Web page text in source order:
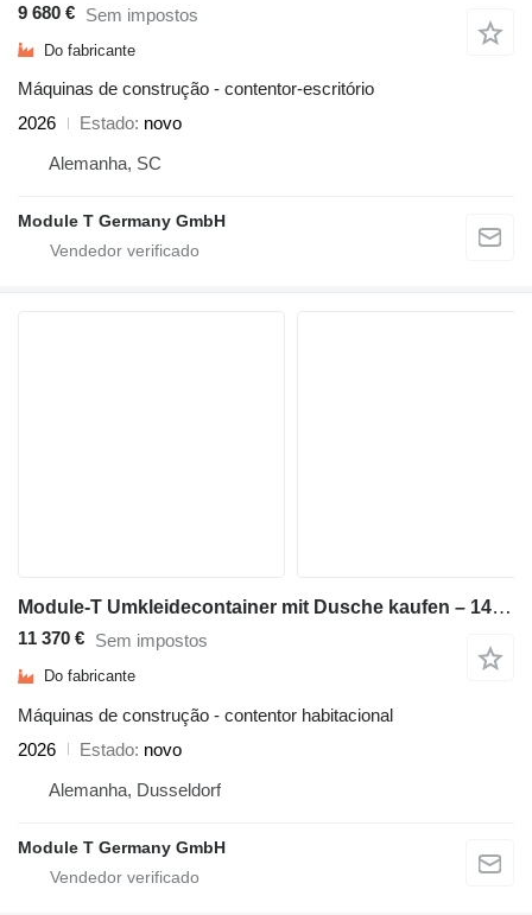
9 680 € Sem impostos
Do fabricante
Máquinas de construção - contentor-escritório
2026
Estado novo
Alemanha, SC
Module T Germany GmbH
Module-T Umkleidecontainer mit Dusche kaufen – 14,4 m², 600 × 240cm | NEU
11 370 € Sem impostos
Do fabricante
Máquinas de construção - contentor habitacional
2026
Estado novo
Alemanha, Dusseldorf
Module T Germany GmbH